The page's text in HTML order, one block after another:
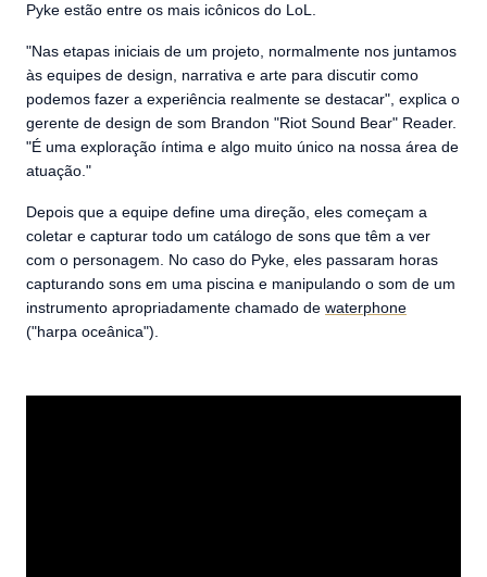
Pyke estão entre os mais icônicos do LoL.
"Nas etapas iniciais de um projeto, normalmente nos juntamos
às equipes de design, narrativa e arte para discutir como
podemos fazer a experiência realmente se destacar", explica o
gerente de design de som Brandon "Riot Sound Bear" Reader.
"É uma exploração íntima e algo muito único na nossa área de
atuação."
Depois que a equipe define uma direção, eles começam a
coletar e capturar todo um catálogo de sons que têm a ver
com o personagem. No caso do Pyke, eles passaram horas
capturando sons em uma piscina e manipulando o som de um
instrumento apropriadamente chamado de waterphone
("harpa oceânica").